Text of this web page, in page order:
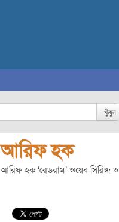
খুঁজুন
আরিফ হক
আরিফ হক ‘রেডরাম’ ওয়েব সিরিজ ও